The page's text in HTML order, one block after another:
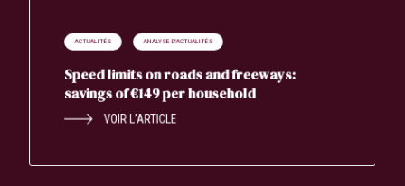
ACTUALITÉS ANALYSE D'ACTUALITÉS
Speed limits on roads and freeways:
savings of €149 per household
VOIR L’ARTICLE